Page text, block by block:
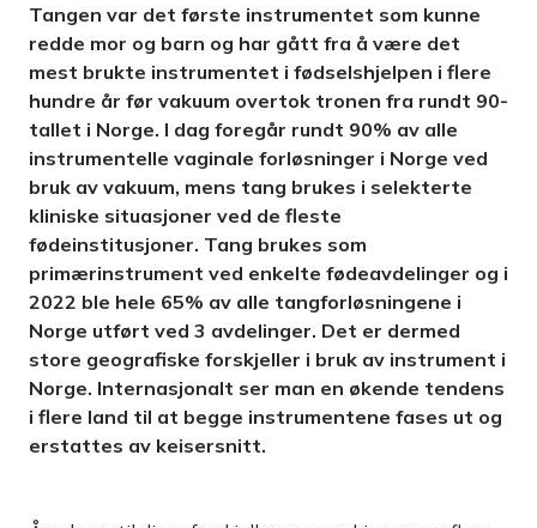
Tangen var det første instrumentet som kunne
redde mor og barn og har gått fra å være det
mest brukte instrumentet i fødselshjelpen i flere
hundre år før vakuum overtok tronen fra rundt 90-
tallet i Norge. I dag foregår rundt 90% av alle
instrumentelle vaginale forløsninger i Norge ved
bruk av vakuum, mens tang brukes i selekterte
kliniske situasjoner ved de fleste
fødeinstitusjoner. Tang brukes som
primærinstrument ved enkelte fødeavdelinger og i
2022 ble hele 65% av alle tangforløsningene i
Norge utført ved 3 avdelinger. Det er dermed
store geografiske forskjeller i bruk av instrument i
Norge. Internasjonalt ser man en økende tendens
i flere land til at begge instrumentene fases ut og
erstattes av keisersnitt.